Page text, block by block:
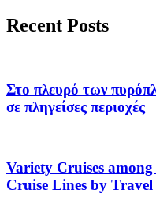
Recent Posts
Στο πλευρό των
σε πληγείσες περιοχές
Variety Cruises
Cruise Lines by